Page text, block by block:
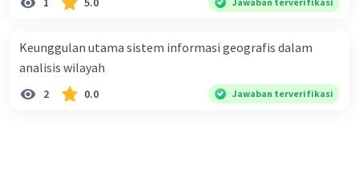
Keunggulan utama sistem informasi geografis dalam
analisis wilayah
2 0.0 Jawaban terverifikasi